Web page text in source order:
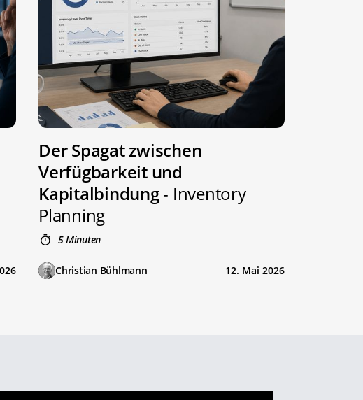
Der Spagat zwischen
Verfügbarkeit und
Kapitalbindung- Inventory
Planning
5 Minuten
Christian Bühlmann 12. Mai 2026